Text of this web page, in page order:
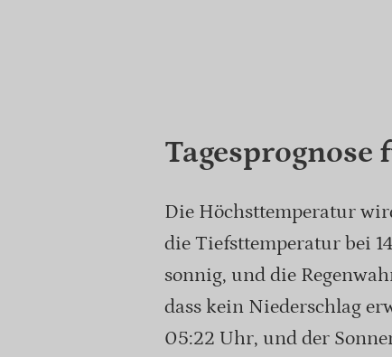
Die Höchsttemperatur
die Tiefsttemperatur bei
sonnig, und die
dass kein Niederschlag
05:22 Uhr, und der